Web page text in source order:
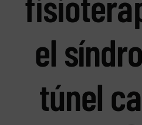
el
túnel